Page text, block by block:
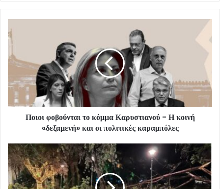
Ποιοι φοβούνται το κόμμα Καρυστιανού - Η κοινή
«δεξαμενή» και οι πολιτικές καραμπόλες